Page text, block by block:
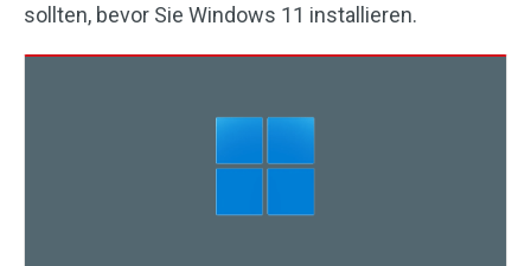
sollten, bevor Sie Windows 11 installieren.